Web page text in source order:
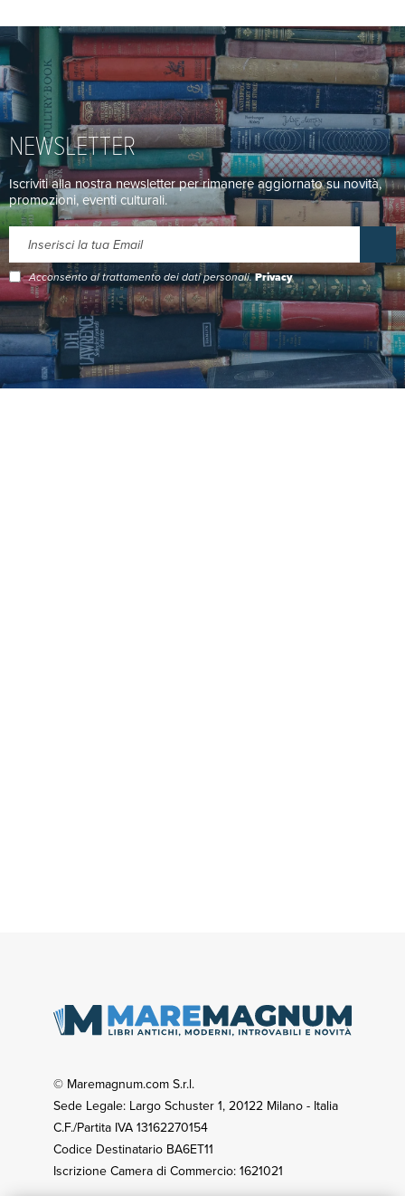
NEWSLETTER
Iscriviti alla nostra newsletter per rimanere aggiornato su novità,
promozioni, eventi culturali.
Acconsento al trattamento dei dati personali.Privacy
© Maremagnum.com S.r.l.
Sede Legale: Largo Schuster 1, 20122 Milano - Italia
C.F./Partita IVA 13162270154
Codice Destinatario BA6ET11
Iscrizione Camera di Commercio: 1621021